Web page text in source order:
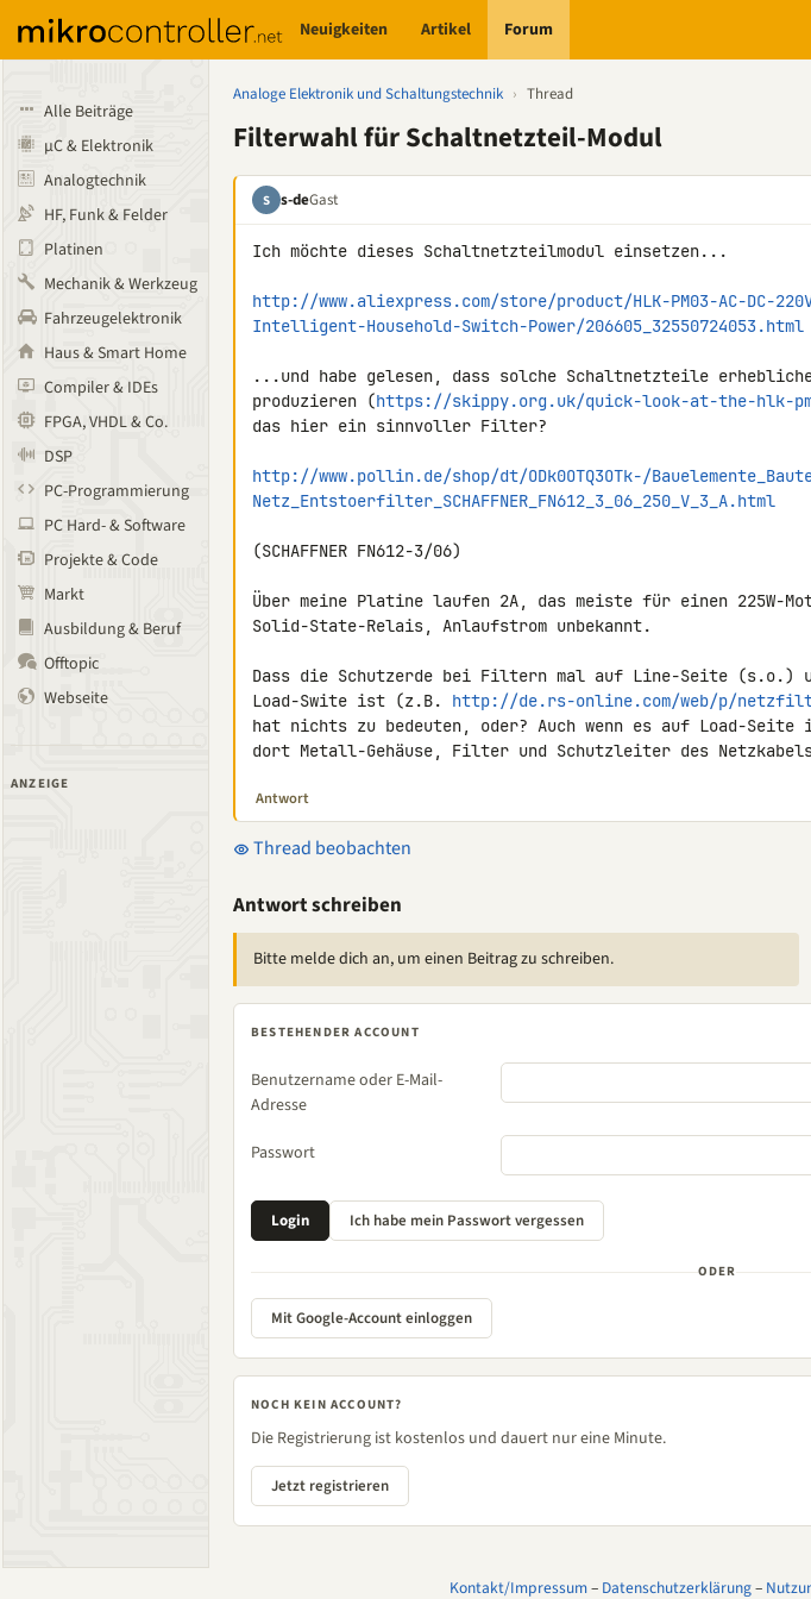
Neuigkeiten Artikel Forum
Alle Beiträge
µC & Elektronik
Analogtechnik
HF, Funk & Felder
Platinen
Mechanik & Werkzeug
Fahrzeugelektronik
Haus & Smart Home
Compiler & IDEs
FPGA, VHDL & Co.
DSP
PC-Programmierung
PC Hard- & Software
Projekte & Code
Markt
Ausbildung & Beruf
Offtopic
Webseite
ANZEIGE
Analoge Elektronik und Schaltungstechnik › Thread
Filterwahl für Schaltnetzteil-Modul
S s-deGast
Ich möchte dieses Schaltnetzteilmodul einsetzen...
http://www.aliexpress.com/store/product/HLK-PM03-AC-DC-
Intelligent-Household-Switch-Power/206605_32550724053.html
...und habe gelesen, dass solche Schaltnetzteile
produzieren (https://skippy.org.uk/quick-look-at-the-hlk-
das hier ein sinnvoller Filter?
http://www.pollin.de/shop/dt/ODk0OTQ3OTk-/
Netz_Entstoerfilter_SCHAFFNER_FN612_3_06_250_V_3_A.html
(SCHAFFNER FN612-3/06)
Über meine Platine laufen 2A, das meiste für einen 225W-
Solid-State-Relais, Anlaufstrom unbekannt.
Dass die Schutzerde bei Filtern mal auf Line-Seite (s.o.)
Load-Swite ist (z.B. http://de.rs-online.com/web/p/
hat nichts zu bedeuten, oder? Auch wenn es auf Load-Seite
dort Metall-Gehäuse, Filter und Schutzleiter des Netzkabels
Antwort
Thread beobachten
Antwort schreiben
Bitte melde dich an, um einen Beitrag zu schreiben.
BESTEHENDER ACCOUNT
Benutzername oder E-Mail-
Adresse
Passwort
ODER
Mit Google-Account einloggen
NOCH KEIN ACCOUNT?
Die Registrierung ist kostenlos und dauert nur eine Minute.
Jetzt registrieren
Kontakt/Impressum– Datenschutzerklärung–